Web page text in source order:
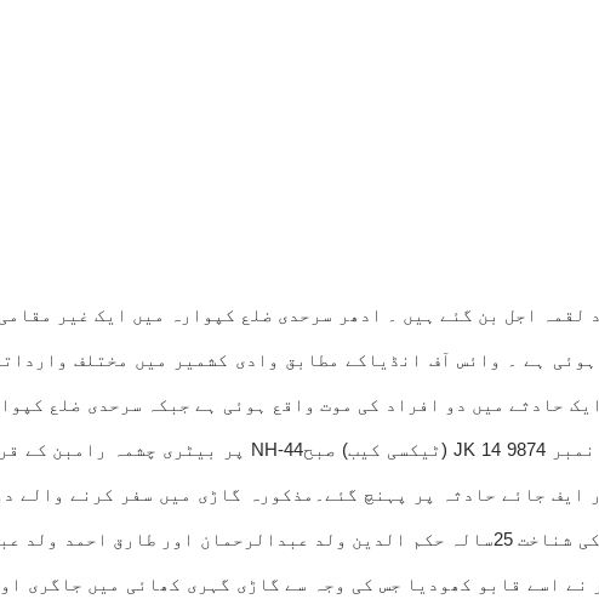
لقمہ اجل بن گئے ہیں ۔ ادھر سرحدی ضلع کپوارہ میں ایک غیر
زائد افراد کی موت واقع ہوئی ہے ۔ وائس آف انڈیاکے مطابق وادی کشمیر میں
حادثے میں دو افراد کی موت واقع ہوئی ہے جبکہ سرحدی ضلع
جائے حادثہ پر پہنچ گئے۔مذکورہ گاڑی میں سفر کرنے والے
اسے قابو کھودیا جس کی وجہ سے گاڑی گہری کھائی میں جاگری